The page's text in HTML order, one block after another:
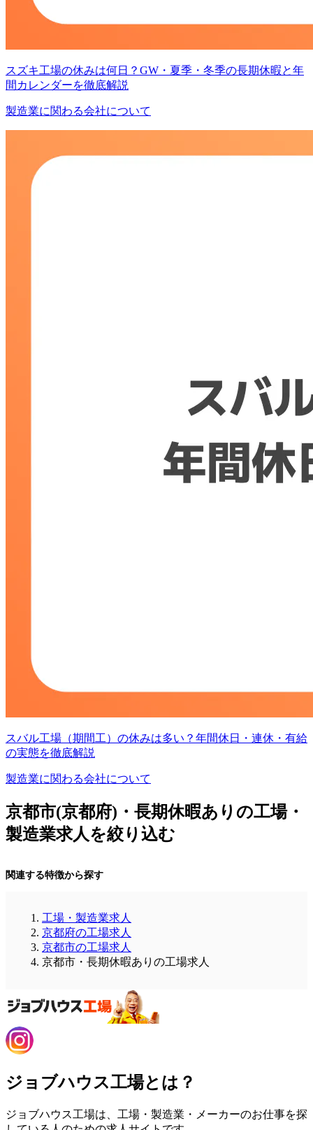
スズキ工場の休みは何日？GW・夏季・冬季の長期休暇と年
間カレンダーを徹底解説
製造業に関わる会社について
スバル工場（期間工）の休みは多い？年間休日・連休・有給
の実態を徹底解説
製造業に関わる会社について
京都市(京都府)・長期休暇ありの工場・
製造業求人を絞り込む
関連する特徴から探す
工場・製造業求人
京都府の工場求人
京都市の工場求人
京都市・長期休暇ありの工場求人
ジョブハウス工場とは？
ジョブハウス工場は、工場・製造業・メーカーのお仕事を探